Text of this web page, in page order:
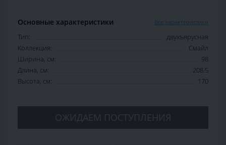
Основные характеристики Все характеристики
Тип:
двухъярусная
Коллекция:
Смайл
Ширина, см:
98
Длина, см:
208.5
Высота, см:
170
ОЖИДАЕМ ПОСТУПЛЕНИЯ